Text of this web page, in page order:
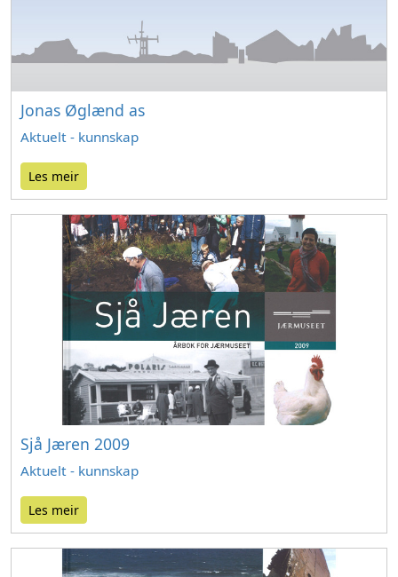
Jonas Øglænd as
Aktuelt - kunnskap
Les meir
Sjå Jæren 2009
Aktuelt - kunnskap
Les meir